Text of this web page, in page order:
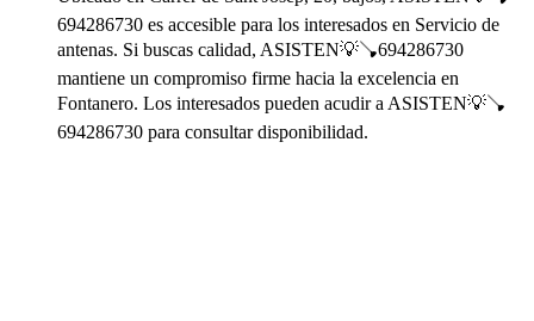
694286730 es accesible para los interesados en Servicio de
antenas. Si buscas calidad, ASISTEN💡🪠694286730
mantiene un compromiso firme hacia la excelencia en
Fontanero. Los interesados pueden acudir a ASISTEN💡🪠
694286730 para consultar disponibilidad.